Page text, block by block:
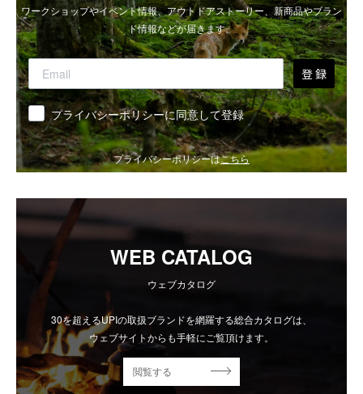
ワークショップやイベント情報、アウトドアストーリー、新商品やブラン
ド情報などが届きます。
登 録
同意 プライバシーポリシーに同意して登録
プライバシーポリシーはこちら
WEB CATALOG
ウェブカタログ
30を超えるUPIの取扱ブランドを網羅する総合カタログは、
ウェブサイトからも手軽にご覧頂けます。
閲覧する